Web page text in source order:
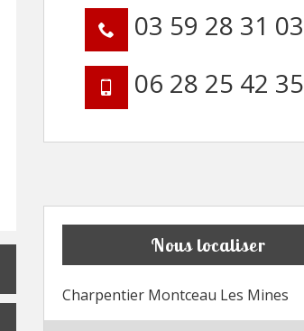
03 59 28 31 03
06 28 25 42 35
Nous localiser
Charpentier Montceau Les Mines